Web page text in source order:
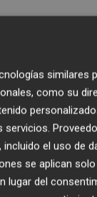
similares
como su
servicios.
el uso de
se aplican
lugar del